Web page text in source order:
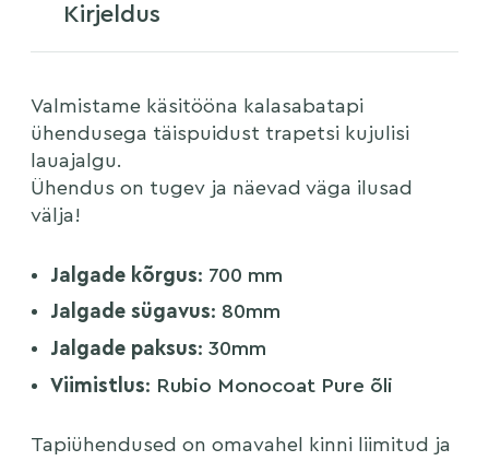
Kirjeldus
Valmistame käsitööna kalasabatapi
ühendusega täispuidust trapetsi kujulisi
lauajalgu.
Ühendus on tugev ja näevad väga ilusad
välja!
Jalgade kõrgus: 700 mm
Jalgade sügavus: 80mm
Jalgade paksus: 30mm
Viimistlus: Rubio Monocoat Pure õli
Tapiühendused on omavahel kinni liimitud ja